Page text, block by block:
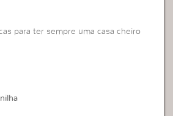
para ter sempre uma casa cheiro